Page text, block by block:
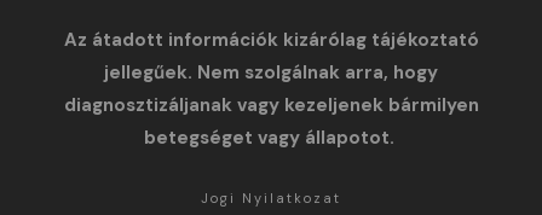
Az átadott információk kizárólag tájékoztató
jellegűek. Nem szolgálnak arra, hogy
diagnosztizáljanak vagy kezeljenek bármilyen
betegséget vagy állapotot.
Jogi Nyilatkozat